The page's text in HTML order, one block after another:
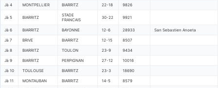
Jà 4 MONTPELLIER BIARRITZ 22-18 9826
Jà 5 BIARRITZ
STADE
FRANCAIS
30-22 9921
Jà 6 BIARRITZ BAYONNE 12-6 28933 San Sebastien Anoeta
Jà 7 BRIVE BIARRITZ 12-15 8507
Jà 8 BIARRITZ TOULON 23-9 9434
Jà 9 BIARRITZ PERPIGNAN 27-12 10016
Jà 10 TOULOUSE BIARRITZ 23-3 18690
Jà 11 MONTAUBAN BIARRITZ 14-5 8579